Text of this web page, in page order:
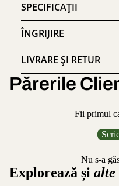
SPECIFICAȚII
ÎNGRIJIRE
LIVRARE ȘI RETUR
Părerile
Fii primul
Nu s-a
Explorează și alte